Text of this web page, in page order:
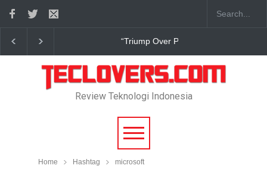
True Digital Plus janji dukung pengembang game
Review Teknologi Indonesia
Home Hashtag microsoft